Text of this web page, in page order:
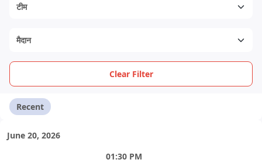
Clear Filter
Recent
June 20, 2026
01:30 PM